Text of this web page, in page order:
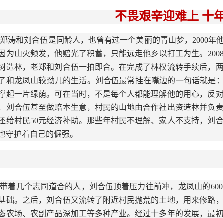
不畏艰辛迎难上 十
郑涛和刘合伍是同龄人，也曾有过一个美丽的青山梦，2000年
为山火频发，他赔光了积蓄，只能远走他乡以打工为生。
造林，老郑和刘合伍一拍即合。在完成了林权流转手续后，
和龙凤山较劲儿的生活。刘合伍最常挂在嘴边的一句话就是
起一片绿荫。可在当时，不是每个人都能理解他的用心，反
刘合伍甚至做赔本生意，村民的山地由合作社出资造林并负
给村民50元经济补助。那些年村民不理解、家人不支持，刘
守护着自己的倔强。
带着几个志同道合的人，刘合伍顶着压力往前冲，龙凤山的
础。之后，刘合伍又流转了附近村民抛荒的土地，用来修路
农场、农副产品深加工等多种产业。经过十多年的发展，最